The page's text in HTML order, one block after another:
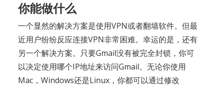
你能做什么
一个显然的解决方案是使用VPN或者翻墙软件。但最
近用户纷纷反应连接VPN非常困难。幸运的是，还有
另一个解决方案。只要Gmail没有被完全封锁，你可
以决定使用哪个IP地址来访问Gmail。无论你使用
Mac，Windows还是Linux，你都可以通过修改